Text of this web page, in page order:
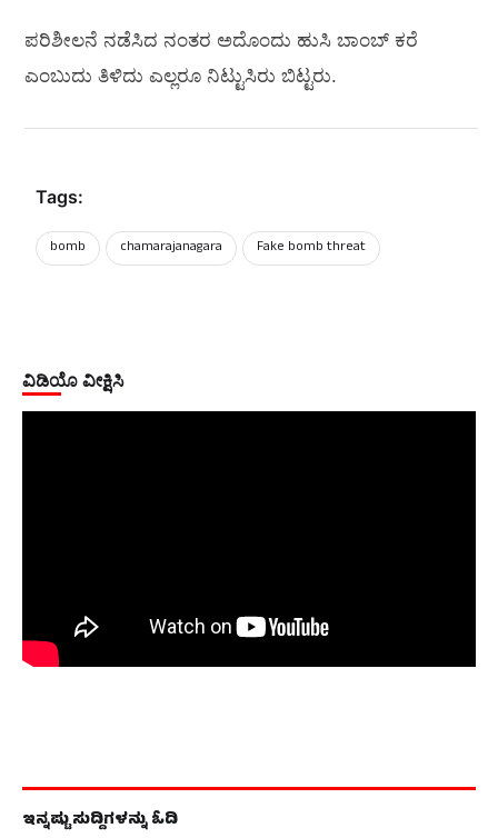
ಪರಿಶೀಲನೆ ನಡೆಸಿದ ನಂತರ ಅದೊಂದು ಹುಸಿ ಬಾಂಬ್ ಕರೆ
ಎಂಬುದು ತಿಳಿದು ಎಲ್ಲರೂ ನಿಟ್ಟುಸಿರು ಬಿಟ್ಟರು.
Tags:
bomb chamarajanagara Fake bomb threat
ವಿಡಿಯೊ ವೀಕ್ಷಿಸಿ
ಇನ್ನಷ್ಟು ಸುದ್ದಿಗಳನ್ನು ಓದಿ